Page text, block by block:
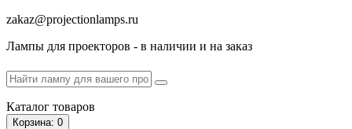
zakaz@projectionlamps.ru
Лампы для проекторов - в наличии и на заказ
Каталог товаров
Корзина: 0